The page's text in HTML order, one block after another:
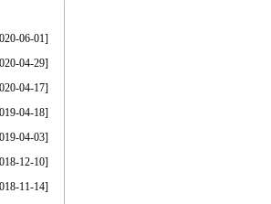
06-01]
04-29]
04-17]
04-18]
04-03]
12-10]
11-14]